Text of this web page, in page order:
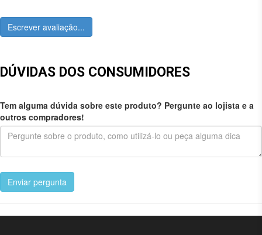
Escrever avaliação...
DÚVIDAS DOS CONSUMIDORES
Tem alguma dúvida sobre este produto? Pergunte ao lojista e a
outros compradores!
Enviar pergunta